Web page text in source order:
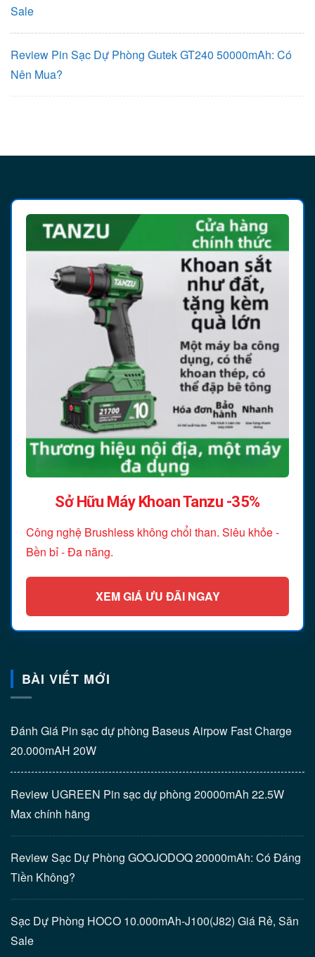
Sale
Review Pin Sạc Dự Phòng Gutek GT240 50000mAh: Có
Nên Mua?
Sở Hữu Máy Khoan Tanzu -35%
Công nghệ Brushless không chổi than. Siêu khỏe -
Bền bỉ - Đa năng.
XEM GIÁ ƯU ĐÃI NGAY
BÀI VIẾT MỚI
Đánh Giá Pin sạc dự phòng Baseus Airpow Fast Charge
20.000mAH 20W
Review UGREEN Pin sạc dự phòng 20000mAh 22.5W
Max chính hãng
Review Sạc Dự Phòng GOOJODOQ 20000mAh: Có Đáng
Tiền Không?
Sạc Dự Phòng HOCO 10.000mAh-J100(J82) Giá Rẻ, Săn
Sale